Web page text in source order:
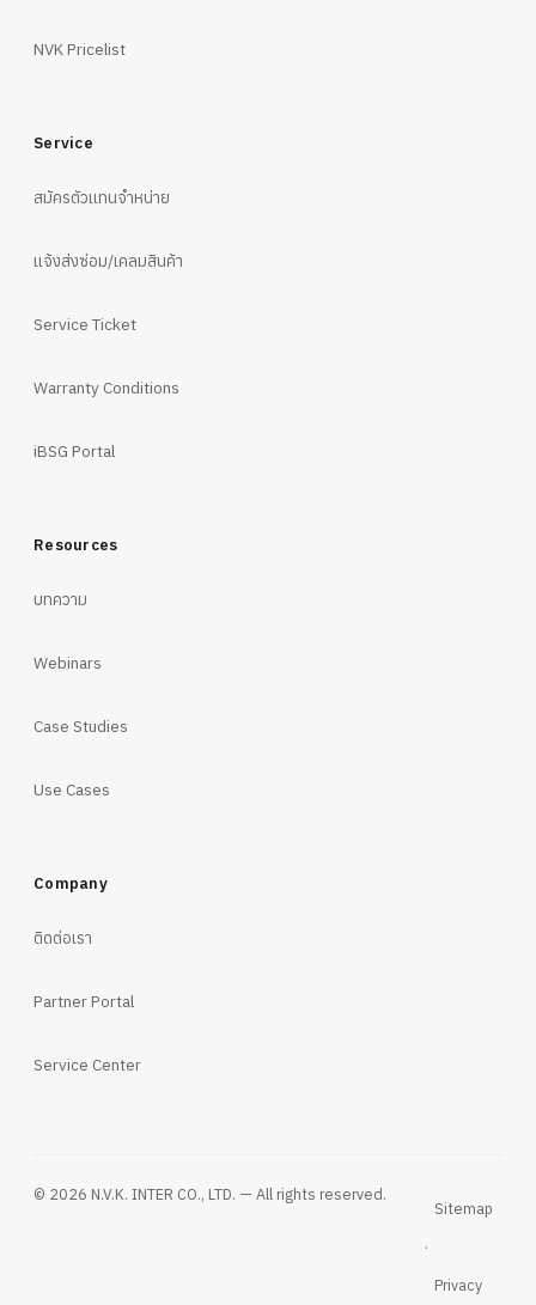
NVK Pricelist
Service
สมัครตัวแทนจำหน่าย
แจ้งส่งซ่อม/เคลมสินค้า
Service Ticket
Warranty Conditions
iBSG Portal
Resources
บทความ
Webinars
Case Studies
Use Cases
Company
ติดต่อเรา
Partner Portal
Service Center
© 2026 N.V.K. INTER CO., LTD. — All rights reserved.
Sitemap
·
Privacy